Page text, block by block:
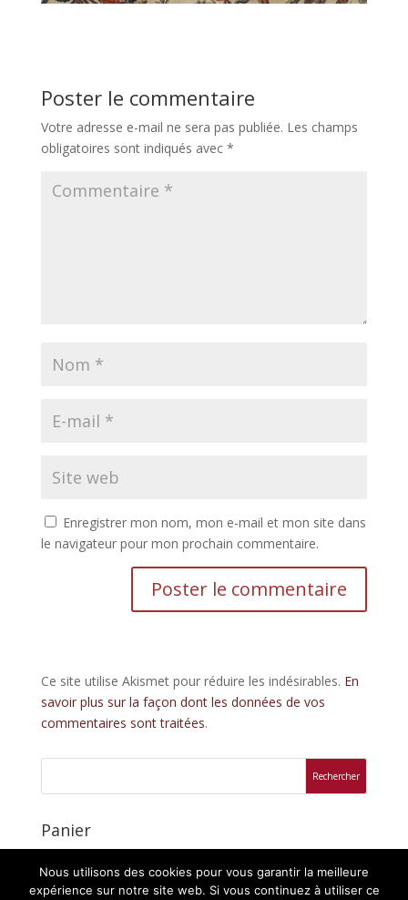
Poster le commentaire
Votre adresse e-mail ne sera pas publiée. Les champs
obligatoires sont indiqués avec *
Enregistrer mon nom, mon e-mail et mon site dans
le navigateur pour mon prochain commentaire.
Ce site utilise Akismet pour réduire les indésirables. En
savoir plus sur la façon dont les données de vos
commentaires sont traitées.
Panier
Nous utilisons des cookies pour vous garantir la meilleure
expérience sur notre site web. Si vous continuez à utiliser ce